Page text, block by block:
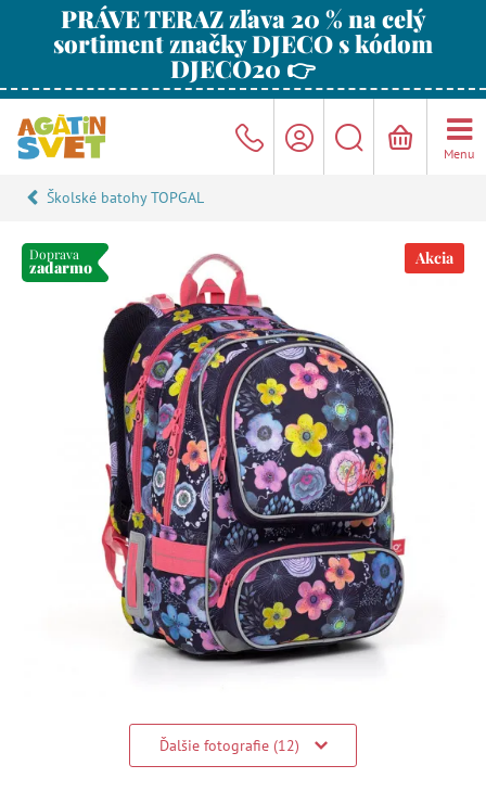
PRÁVE TERAZ zľava 20 % na celý
sortiment značky DJECO s kódom
DJECO20 👉
Menu
Školské batohy TOPGAL
Doprava
zadarmo Akcia
Ďalšie fotografie (12)